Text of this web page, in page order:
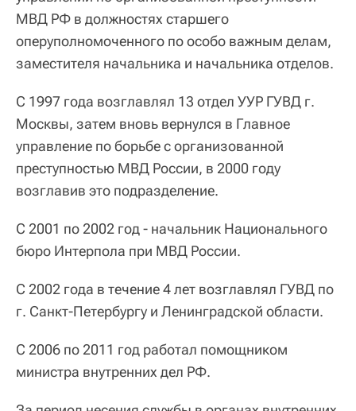
МВД РФ в должностях старшего
оперуполномоченного по особо важным делам,
заместителя начальника и начальника отделов.
С 1997 года возглавлял 13 отдел УУР ГУВД г.
Москвы, затем вновь вернулся в Главное
управление по борьбе с организованной
преступностью МВД России, в 2000 году
возглавив это подразделение.
С 2001 по 2002 год - начальник Национального
бюро Интерпола при МВД России.
С 2002 года в течение 4 лет возглавлял ГУВД по
г. Санкт-Петербургу и Ленинградской области.
С 2006 по 2011 год работал помощником
министра внутренних дел РФ.